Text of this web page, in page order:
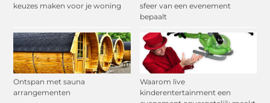
keuzes maken voor je woning
sfeer van een evenement
bepaalt
Ontspan met sauna
arrangementen
Waarom live
kinderentertainment een